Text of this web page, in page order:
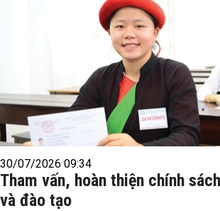
30/07/2026 09:34
Tham vấn, hoàn thiện chính
và đào tạo